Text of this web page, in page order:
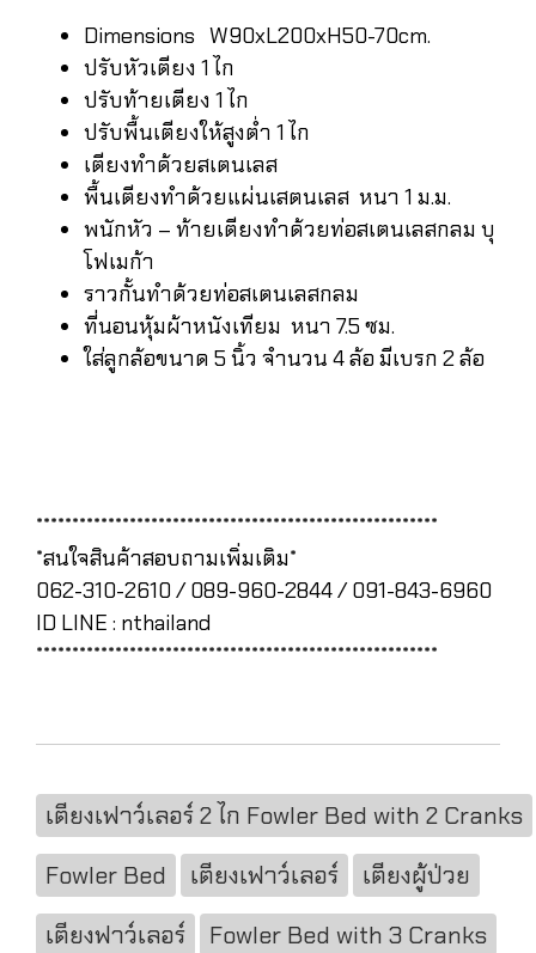
Dimensions W90xL200xH50-70cm.
ปรับหัวเตียง 1 ไก
ปรับท้ายเตียง 1 ไก
ปรับพื้นเตียงให้สูงต่ำ 1 ไก
เตียงทำด้วยสเตนเลส
พื้นเตียงทำด้วยแผ่นเสตนเลส หนา 1 ม.ม.
พนักหัว – ท้ายเตียงทำด้วยท่อสเตนเลสกลม บุ
โฟเมก้า
ราวกั้นทำด้วยท่อสเตนเลสกลม
ที่นอนหุ้มผ้าหนังเทียม หนา 7.5 ซม.
ใส่ลูกล้อขนาด 5 นิ้ว จำนวน 4 ล้อ มีเบรก 2 ล้อ
********************************************************
*สนใจสินค้าสอบถามเพิ่มเติม*
062-310-2610 / 089-960-2844 / 091-843-6960
ID LINE : nthailand
********************************************************
เตียงเฟาว์เลอร์ 2 ไก Fowler Bed with 2 Cranks
Fowler Bed
เตียงเฟาว์เลอร์
เตียงผู้ป่วย
เตียงฟาว์เลอร์
Fowler Bed with 3 Cranks